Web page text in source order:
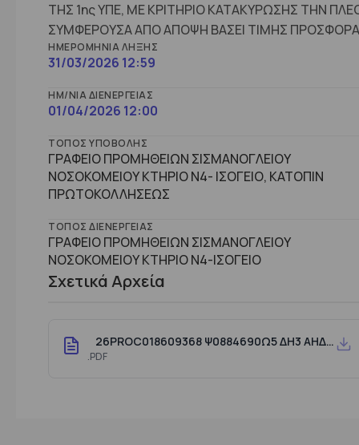
ΤΗΣ 1ης ΥΠΕ, ΜΕ ΚΡΙΤΗΡΙΟ ΚΑΤΑΚΥΡΩΣΗΣ ΤΗΝ
ΣΥΜΦΕΡΟΥΣΑ ΑΠΟ ΑΠΟΨΗ ΒΑΣΕΙ ΤΙΜΗΣ
ΗΜΕΡΟΜΗΝΊΑ ΛΉΞΗΣ
31/03/2026 12:59
ΗΜ/ΝΊΑ ΔΙΕΝΈΡΓΕΙΑΣ
01/04/2026 12:00
ΤΌΠΟΣ ΥΠΟΒΟΛΉΣ
ΓΡΑΦΕΙΟ ΠΡΟΜΗΘΕΙΩΝ ΣΙΣΜΑΝΟΓΛΕΙΟΥ
ΝΟΣΟΚΟΜΕΙΟΥ ΚΤΗΡΙΟ Ν4- ΙΣΟΓΕΙΟ, ΚΑΤΟΠΙΝ
ΠΡΩΤΟΚΟΛΛΗΣΕΩΣ
ΤΌΠΟΣ ΔΙΕΝΈΡΓΕΙΑΣ
ΓΡΑΦΕΙΟ ΠΡΟΜΗΘΕΙΩΝ ΣΙΣΜΑΝΟΓΛΕΙΟΥ
ΝΟΣΟΚΟΜΕΙΟΥ ΚΤΗΡΙΟ Ν4-ΙΣΟΓΕΙΟ
Σχετικά Αρχεία
26PROC018609368 Ψ0884690Ω5 ΔΗ3 ΑΗΔ3 ΠΛΥΝΤΗΡΙΑ ΣΤΕΓΝΩΤΗΡΙΑ SIGNED
.PDF